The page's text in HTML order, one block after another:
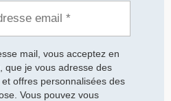
mail, vous acceptez en
que je vous adresse des
offres personnalisées des
Vous pouvez vous